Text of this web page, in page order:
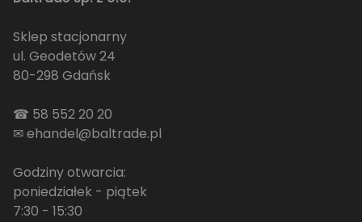
Sklep stacjonarny
ul. Geodetów 24
80-298 Gdańsk
☎ 58 552 20 20
✉ehandel@baltrade.pl
Godziny otwarcia:
poniedziałek - piątek
7:30 - 15:30